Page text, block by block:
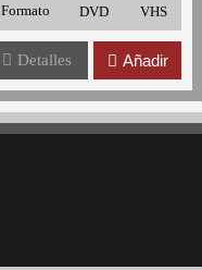
Formato DVD VHS
Detalles Añadir